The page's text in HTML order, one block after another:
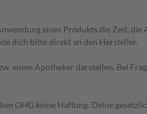
eines Produkts die Zeit, die
dich bitte direkt an den Hersteller.
einen Apotheker darstellen. Bei
OHG keine Haftung. Deine